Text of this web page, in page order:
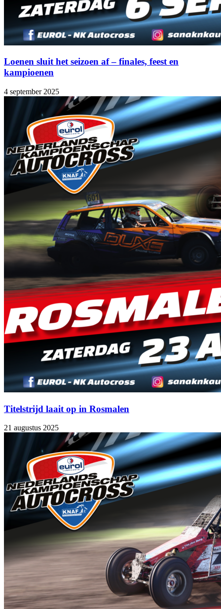
Loenen sluit het seizoen af – finales, feest en
kampioenen
4 september 2025
Titelstrijd laait op in Rosmalen
21 augustus 2025